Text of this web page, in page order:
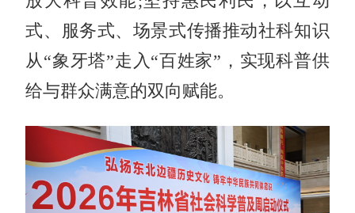
式、服务式、场景式传播推动社科知识
从“象牙塔”走入“百姓家”，实现科普供
给与群众满意的双向赋能。